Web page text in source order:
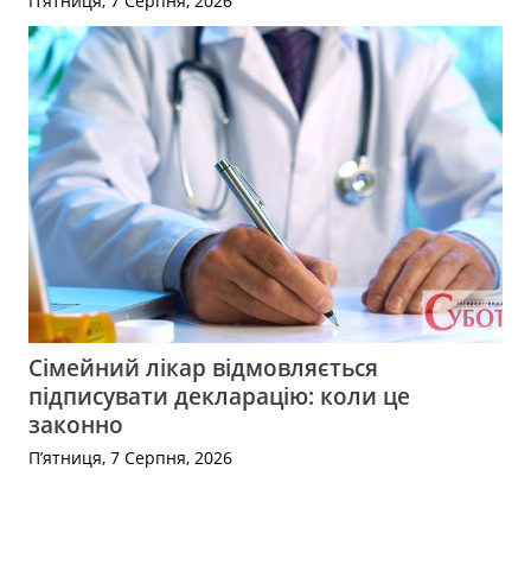
Сімейний лікар відмовляється
підписувати декларацію: коли це
законно
П’ятниця, 7 Серпня, 2026